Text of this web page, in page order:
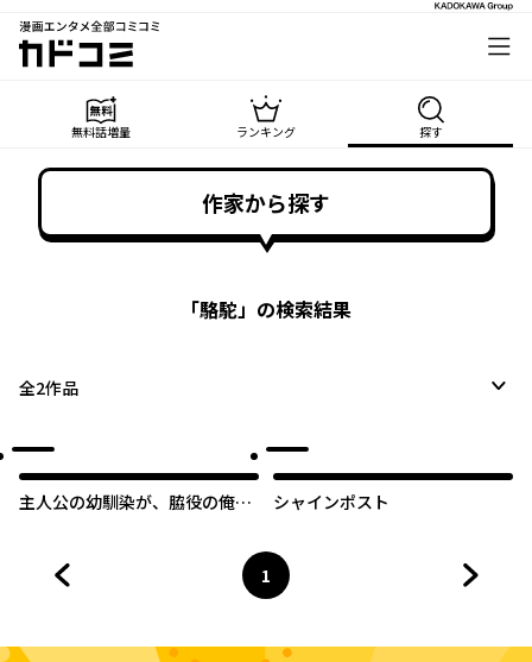
漫画エンタメ全部コミコミ
カドコミ
無料話増量 ランキング 探す
作家から探す
「駱駝」の検索結果
全2作品
主人公の幼馴染が、脇役の俺に
シャインポスト
ページ
1
へ